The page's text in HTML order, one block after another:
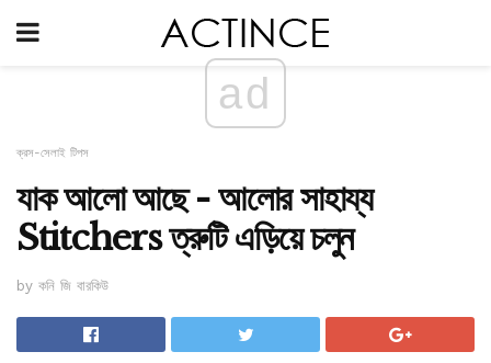
ad
ক্রস-সেলাই টিপস
যাক আলো আছে - আলোর সাহায্য
Stitchers ত্রুটি এড়িয়ে চলুন
by কনি জি বারকিউ